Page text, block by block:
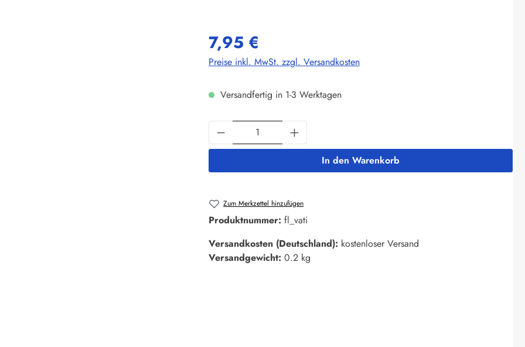
7,95 €
Preise inkl. MwSt. zzgl. Versandkosten
Versandfertig in 1-3 Werktagen
Produkt Anzahl: Gib den gewünschten Wert ein
In den Warenkorb
Zum Merkzettel hinzufügen
Produktnummer: fl_vati
Versandkosten (Deutschland): kostenloser Versand
Versandgewicht: 0.2 kg